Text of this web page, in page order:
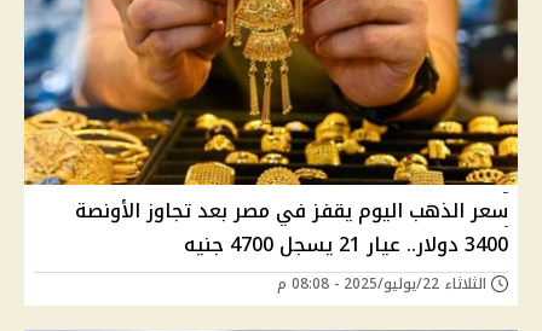
سعر الذهب اليوم يقفز في مصر بعد تجاوز الأونصة
3400 دولار.. عيار 21 يسجل 4700 جنيه
الثلاثاء 22/يوليو/2025 - 08:08 م